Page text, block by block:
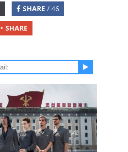
SHARE / 46
SHARE